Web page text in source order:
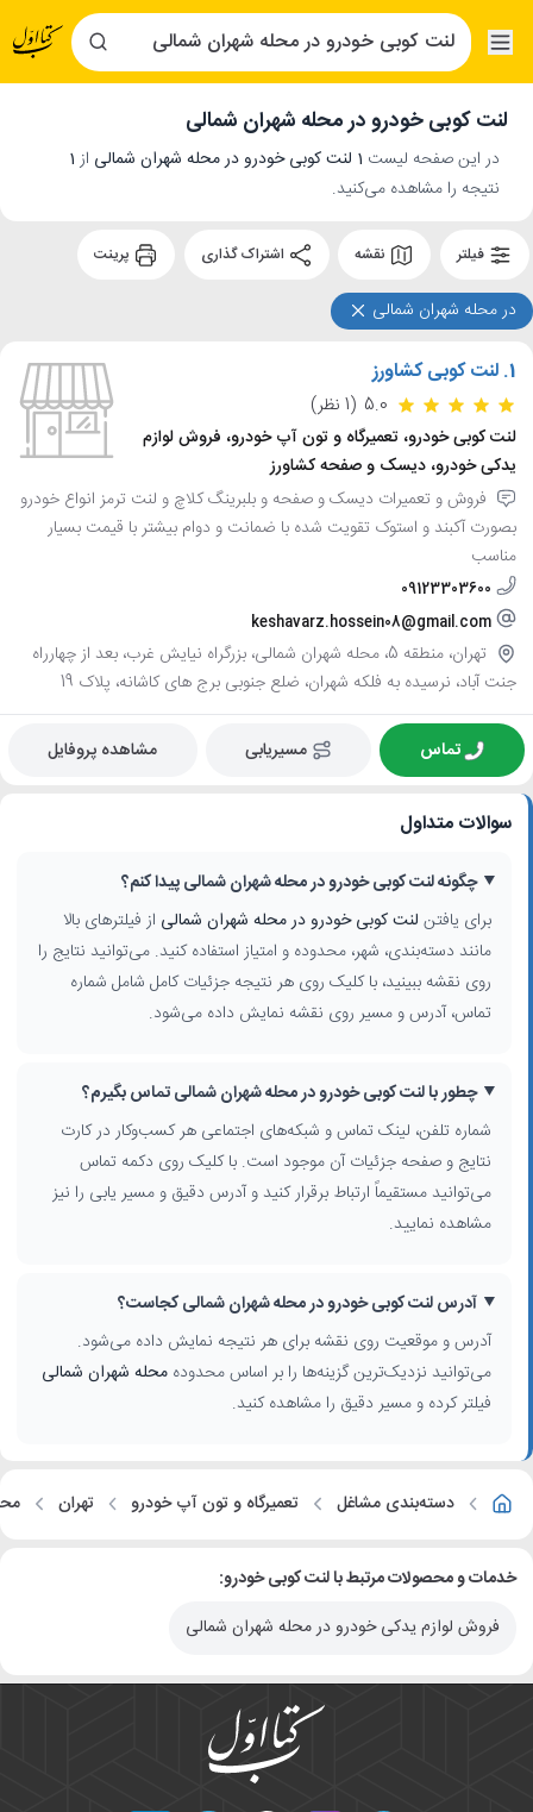
لنت کوبی خودرو در محله شهران شمالی
در این صفحه لیست 1 لنت کوبی خودرو در محله شهران شمالی از 1
نتیجه را مشاهده می‌کنید.
فیلتر نقشه
در محله شهران شمالی
1. لنت کوبی کشاورز
5.0 (1 نظر)
لنت کوبی خودرو، تعمیرگاه و تون آپ خودرو، فروش لوازم
یدکی خودرو، دیسک و صفحه کشاورز
فروش و تعمیرات دیسک و صفحه و بلبرینگ کلاچ و لنت ترمز انواع خودرو
بصورت آکبند و استوک تقویت شده با ضمانت و دوام بیشتر با قیمت بسیار
مناسب
09123303600
keshavarz.hossein08@gmail.com
تهران، منطقه 5، محله شهران شمالی، بزرگراه نیایش غرب، بعد از چهارراه
جنت آباد، نرسیده به فلکه شهران، ضلع جنوبی برج های کاشانه، پلاک 19
تماس مسیریابی مشاهده پروفایل
سوالات متداول
چگونه لنت کوبی خودرو در محله شهران شمالی پیدا کنم؟
برای یافتن لنت کوبی خودرو در محله شهران شمالی از فیلترهای بالا
مانند دسته‌بندی، شهر، محدوده و امتیاز استفاده کنید. می‌توانید نتایج را
روی نقشه ببینید، با کلیک روی هر نتیجه جزئیات کامل شامل شماره
تماس، آدرس و مسیر روی نقشه نمایش داده می‌شود.
چطور با لنت کوبی خودرو در محله شهران شمالی تماس بگیرم؟
شماره تلفن، لینک تماس و شبکه‌های اجتماعی هر کسب‌وکار در کارت
نتایج و صفحه جزئیات آن موجود است. با کلیک روی دکمه تماس
می‌توانید مستقیماً ارتباط برقرار کنید و آدرس دقیق و مسیر یابی را نیز
مشاهده نمایید.
آدرس لنت کوبی خودرو در محله شهران شمالی کجاست؟
آدرس و موقعیت روی نقشه برای هر نتیجه نمایش داده می‌شود.
می‌توانید نزدیک‌ترین گزینه‌ها را بر اساس محدودهمحله شهران شمالی
فیلتر کرده و مسیر دقیق را مشاهده کنید.
دسته‌بندی مشاغل تعمیرگاه و تون آپ خودرو تهران
خدمات و محصولات مرتبط با لنت کوبی خودرو:
فروش لوازم یدکی خودرو در محله شهران شمالی